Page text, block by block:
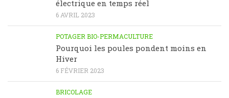
électrique en temps réel
6 AVRIL 2023
POTAGER BIO-PERMACULTURE
Pourquoi les poules pondent moins en
Hiver
6 FÉVRIER 2023
BRICOLAGE